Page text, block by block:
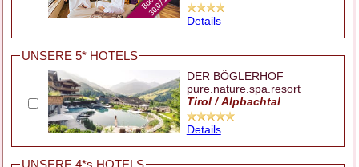
Details
UNSERE 5* HOTELS
DER BÖGLERHOF
pure.nature.spa.resort
Tirol / Alpbachtal
Details